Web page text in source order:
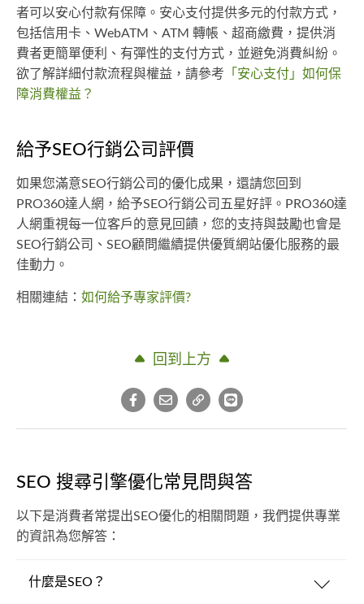
者可以安心付款有保障。安心支付提供多元的付款方式，
包括信用卡、WebATM、ATM 轉帳、超商繳費，提供消
費者更簡單便利、有彈性的支付方式，並避免消費糾紛。
欲了解詳細付款流程與權益，請參考 「安心支付」如何保
障消費權益？
給予SEO行銷公司評價
如果您滿意SEO行銷公司的優化成果，還請您回到
PRO360達人網，給予SEO行銷公司五星好評。PRO360達
人網重視每一位客戶的意見回饋，您的支持與鼓勵也會是
SEO行銷公司、SEO顧問繼續提供優質網站優化服務的最
佳動力。
相關連結： 如何給予專家評價?
回到上方
SEO 搜尋引擎優化常見問與答
以下是消費者常提出SEO優化的相關問題，我們提供專業
的資訊為您解答：
什麼是SEO？